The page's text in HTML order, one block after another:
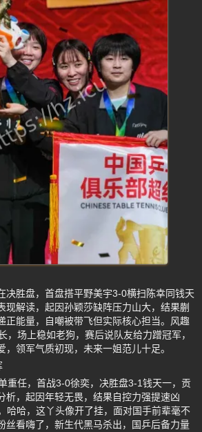
决胜盘，首盘搭平野美宇3-0横扫陈幸同钱天
现解读，起因孙颖莎缺阵压力山大，结果蒯
正能量，自嘲被带飞但实际核心担当。风趣
，场上稳如老狗，赛后说队友给力蹭冠军，
领军气质初现，未来一姐范儿十足。
重任，首战3-0徐奕，决胜盘3-1钱天一，贡
析，起因年轻无畏，结果自控力强提速凶
哈哈，这丫头像开了挂，面对国手前辈毫不
丝看嗨了，新生代黑马杀出，国乒后备力量